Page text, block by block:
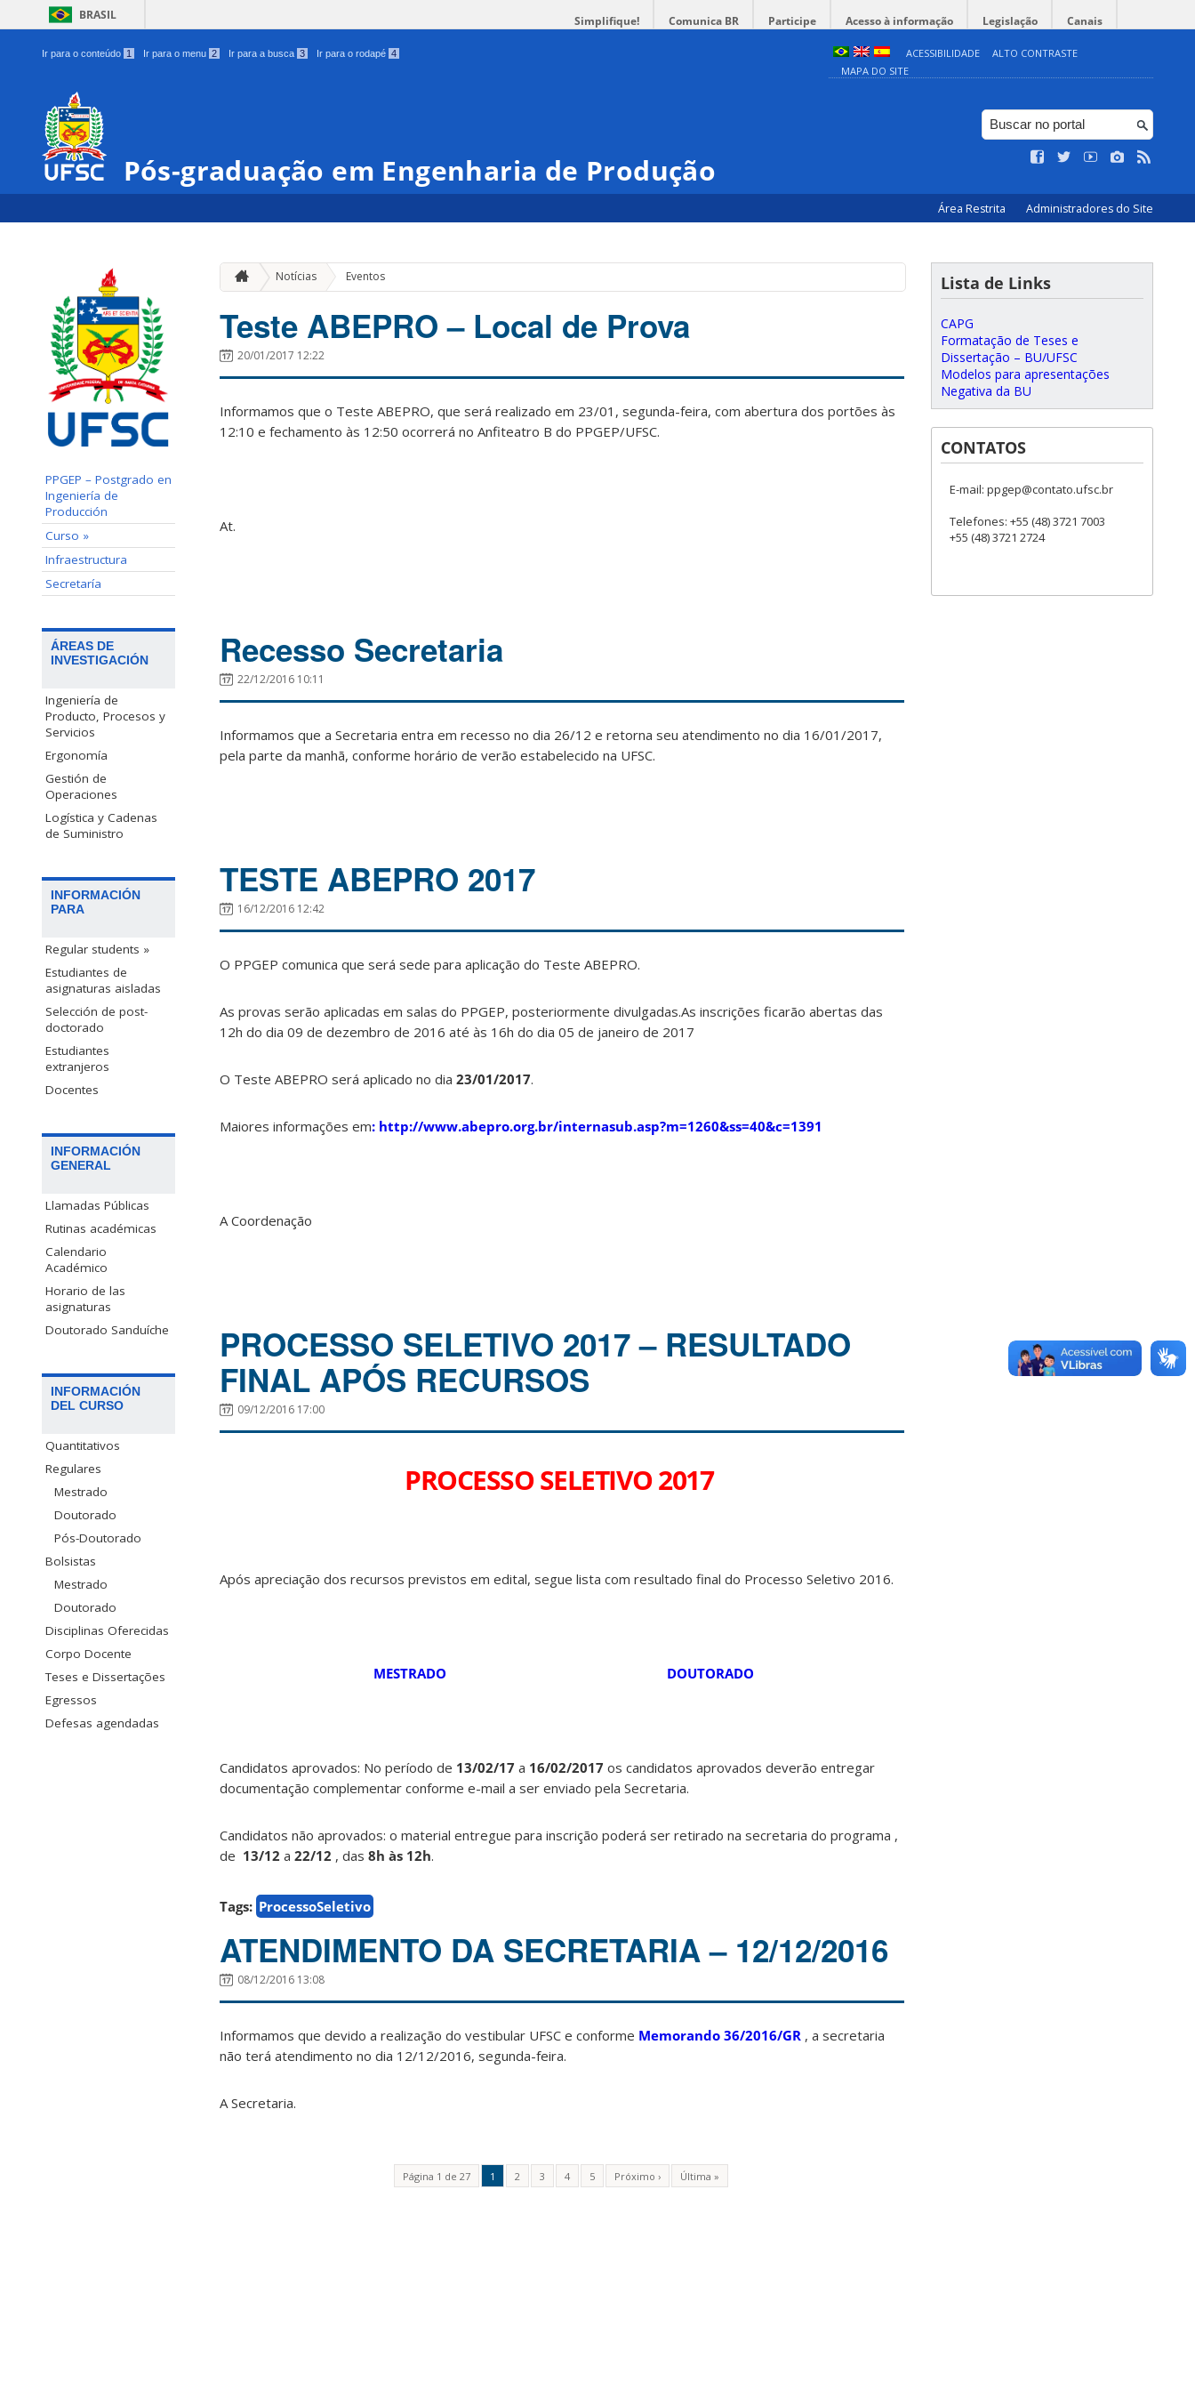
BRASIL Simplifique! Comunica BR Participe Acesso à informação Legislação Canais
Ir para o conteúdo 1 Ir para o menu 2 Ir para a busca 3 Ir para o rodapé 4 ACESSIBILIDADE
ALTO CONTRASTE
MAPA DO SITE
Pós-graduação em Engenharia de Produção
Área Restrita Administradores do Site
PPGEP – Postgrado en
Ingeniería de
Producción
Curso »
Infraestructura
Secretaría
ÁREAS DE
INVESTIGACIÓN
Ingeniería de
Producto, Procesos y
Servicios
Ergonomía
Gestión de
Operaciones
Logística y Cadenas
de Suministro
INFORMACIÓN
PARA
Regular students »
Estudiantes de
asignaturas aisladas
Selección de post-
doctorado
Estudiantes
extranjeros
Docentes
INFORMACIÓN
GENERAL
Llamadas Públicas
Rutinas académicas
Calendario
Académico
Horario de las
asignaturas
Doutorado Sanduíche
INFORMACIÓN
DEL CURSO
Quantitativos
Regulares
Mestrado
Doutorado
Pós-Doutorado
Bolsistas
Mestrado
Doutorado
Disciplinas Oferecidas
Corpo Docente
Teses e Dissertações
Egressos
Defesas agendadas
Notícias Eventos
Teste ABEPRO – Local de Prova
20/01/2017 12:22
Informamos que o Teste ABEPRO, que será realizado em 23/01, segunda-feira, com abertura dos portões às
12:10 e fechamento às 12:50 ocorrerá no Anfiteatro B do PPGEP/UFSC.
At.
Recesso Secretaria
22/12/2016 10:11
Informamos que a Secretaria entra em recesso no dia 26/12 e retorna seu atendimento no dia 16/01/2017,
pela parte da manhã, conforme horário de verão estabelecido na UFSC.
TESTE ABEPRO 2017
16/12/2016 12:42
O PPGEP comunica que será sede para aplicação do Teste ABEPRO.
As provas serão aplicadas em salas do PPGEP, posteriormente divulgadas.As inscrições ficarão abertas das
12h do dia 09 de dezembro de 2016 até às 16h do dia 05 de janeiro de 2017
O Teste ABEPRO será aplicado no dia 23/01/2017.
Maiores informações em: http://www.abepro.org.br/internasub.asp?m=1260&ss=40&c=1391
A Coordenação
PROCESSO SELETIVO 2017 – RESULTADO
FINAL APÓS RECURSOS
09/12/2016 17:00
PROCESSO SELETIVO 2017
Após apreciação dos recursos previstos em edital, segue lista com resultado final do Processo Seletivo 2016.
MESTRADO DOUTORADO
Candidatos aprovados: No período de 13/02/17 a 16/02/2017 os candidatos aprovados deverão entregar
documentação complementar conforme e-mail a ser enviado pela Secretaria.
Candidatos não aprovados: o material entregue para inscrição poderá ser retirado na secretaria do programa ,
de 13/12 a 22/12 , das 8h às 12h.
Tags: ProcessoSeletivo
ATENDIMENTO DA SECRETARIA – 12/12/2016
08/12/2016 13:08
Informamos que devido a realização do vestibular UFSC e conforme Memorando 36/2016/GR , a secretaria
não terá atendimento no dia 12/12/2016, segunda-feira.
A Secretaria.
Página 1 de 27 1 2 3 4 5 Próximo › Última »
Lista de Links
CAPG
Formatação de Teses e
Dissertação – BU/UFSC
Modelos para apresentações
Negativa da BU
CONTATOS
E-mail: ppgep@contato.ufsc.br
Telefones: +55 (48) 3721 7003
+55 (48) 3721 2724